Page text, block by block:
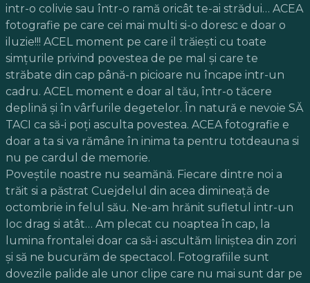
intr-o colivie sau într-o ramă oricât te-ai strădui… ACEA
fotografie pe care cei mai multi si-o doresc e doar o
iluzie!!! ACEL moment pe care il trăieşti cu toate
simţurile privind povestea de pe mal şi care te
străbate din cap până-n picioare nu încape intr-un
cadru. ACEL moment e doar al tău, într-o tăcere
deplină și în vârfurile degetelor. În natură e nevoie SĂ
TACI ca să-i poţi asculta povestea. ACEA fotografie e
doar a ta si va rămâne în inima ta pentru totdeauna si
nu pe cardul de memorie.
Poveştile noastre nu seamănă. Fiecare dintre noi a
trăit si a păstrat Cuejdelul din acea dimineaţă de
octombrie in felul său. Ne-am hrănit sufletul intr-un
loc drag si atât… Am plecat cu noaptea în cap, la
lumina frontalei doar ca să-i ascultăm liniștea din zori
și să ne bucurăm de spectacol. Fotografiile sunt
dovezile palide ale unor clipe care nu mai sunt dar pe